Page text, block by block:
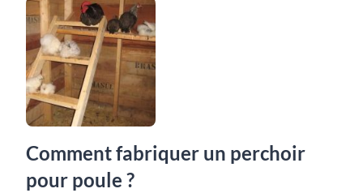
Comment fabriquer un perchoir
pour poule ?